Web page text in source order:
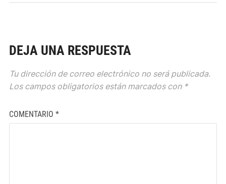
DEJA UNA RESPUESTA
Tu dirección de correo electrónico no será publicada.
Los campos obligatorios están marcados con *
COMENTARIO *